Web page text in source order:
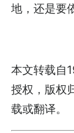
地，还是要
本文转载自
授权，版权
载或翻译。